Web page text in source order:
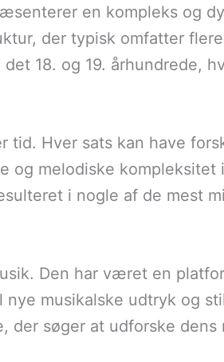
en kompleks og
der typisk omfatter
18. og 19. århundrede,
tid. Hver sats kan have
og melodiske kompleksitet
i nogle af de mest
Den har været en
musikalske udtryk og
søger at udforske dens